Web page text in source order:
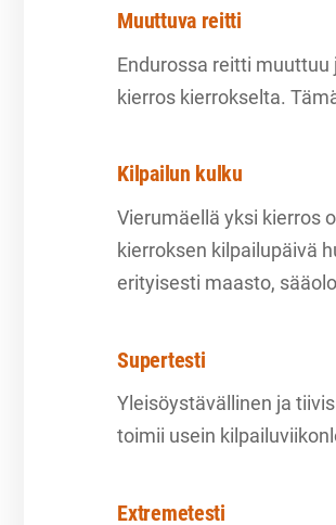
Muuttuva reitti
Endurossa reitti
kierros kierrokselta.
Kilpailun kulku
Vierumäellä yksi kierros
kierroksen kilpailupäivä
erityisesti maasto,
Supertesti
Yleisöystävällinen ja
toimii usein
Extremetesti